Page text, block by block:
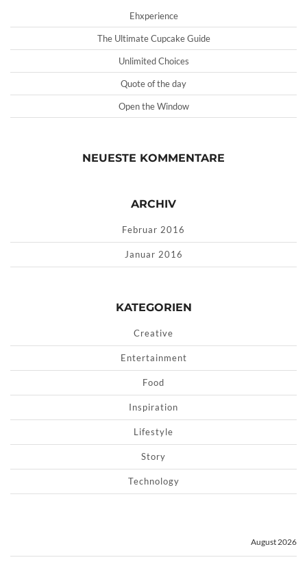
Ehxperience
The Ultimate Cupcake Guide
Unlimited Choices
Quote of the day
Open the Window
NEUESTE KOMMENTARE
ARCHIV
Februar 2016
Januar 2016
KATEGORIEN
Creative
Entertainment
Food
Inspiration
Lifestyle
Story
Technology
August 2026